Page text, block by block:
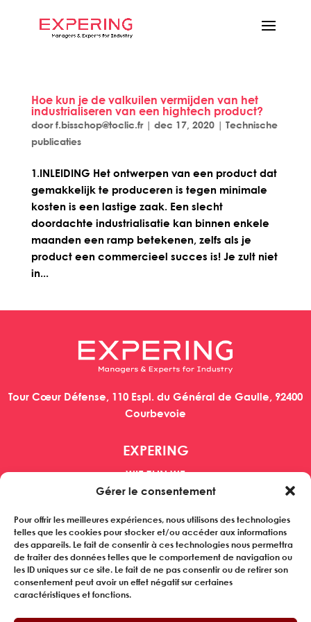
Gérer le consentement
Pour offrir les meilleures expériences, nous utilisons des technologies
telles que les cookies pour stocker et/ou accéder aux informations
des appareils. Le fait de consentir à ces technologies nous permettra
de traiter des données telles que le comportement de navigation ou
les ID uniques sur ce site. Le fait de ne pas consentir ou de retirer son
consentement peut avoir un effet négatif sur certaines
caractéristiques et fonctions.
Hoe kun je de valkuilen vermijden van het
industrialiseren van een hightech product?
doorf.bisschop@toclic.fr| dec 17, 2020| Technische
publicaties
1.INLEIDING Het ontwerpen van een product dat
gemakkelijk te produceren is tegen minimale
kosten is een lastige zaak. Een slecht
doordachte industrialisatie kan binnen enkele
maanden een ramp betekenen, zelfs als je
product een commercieel succes is! Je zult niet
in...
Tour Cœur Défense, 110 Espl. du Général de Gaulle, 92400
Courbevoie
EXPERING
WIE ZIJN WE
MANAGERS
REFERENTIES
NIEUWS
Abonneer je op onze nieuwsbrief